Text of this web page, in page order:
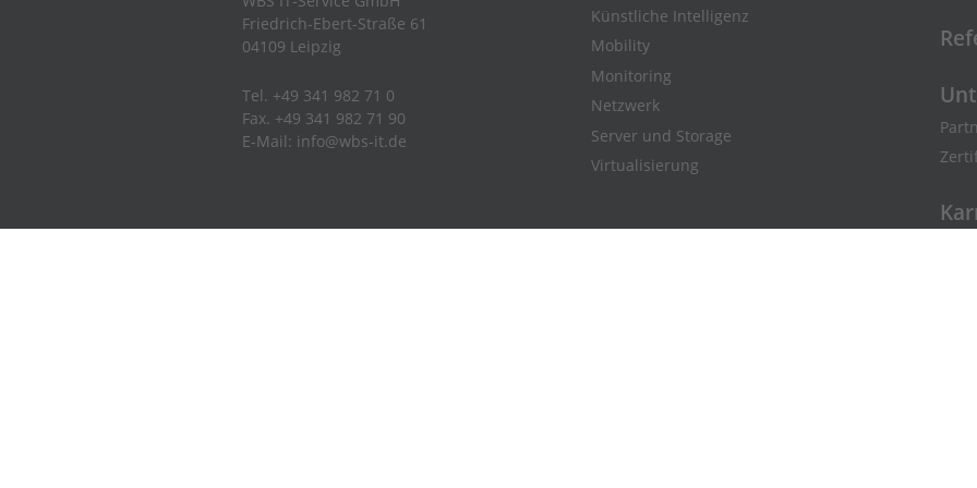
Friedrich-Ebert-Straße 61
04109 Leipzig
Tel. +49 341 982 71 0
Fax. +49 341 982 71 90
E-Mail: info@wbs-it.de
Künstliche Intelligenz
Mobility
Monitoring
Netzwerk
Server und Storage
Virtualisierung